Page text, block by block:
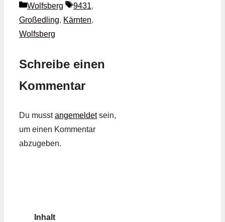
Kategorien
Wolfsberg Schlagwörter
9431,
Großedling, Kärnten,
Wolfsberg
Schreibe einen
Kommentar
Du musstangemeldetsein,
um einen Kommentar
abzugeben.
Inhalt